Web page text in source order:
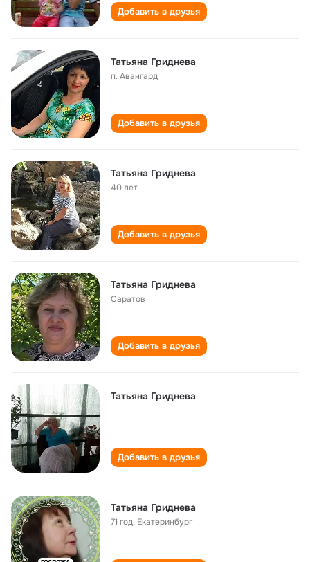
Добавить в друзья
Татьяна Гриднева
п. Авангард
Добавить в друзья
Татьяна Гриднева
40 лет
Добавить в друзья
Татьяна Гриднева
Саратов
Добавить в друзья
Татьяна Гриднева
Добавить в друзья
Татьяна Гриднева
71 год, Екатеринбург